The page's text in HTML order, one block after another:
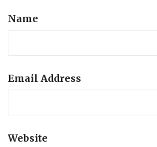
Name
Email Address
Website